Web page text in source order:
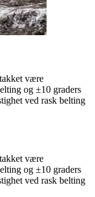
være
og ±10 graders
ved rask belting
være
og ±10 graders
ved rask belting